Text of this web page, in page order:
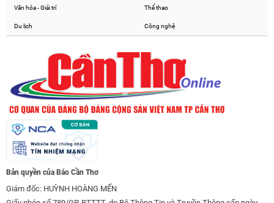
Văn hóa - Giải trí Thể thao
Du lịch Công nghệ
Bản quyền của Báo Cần Thơ
Giám đốc: HUỲNH HOÀNG MẾN